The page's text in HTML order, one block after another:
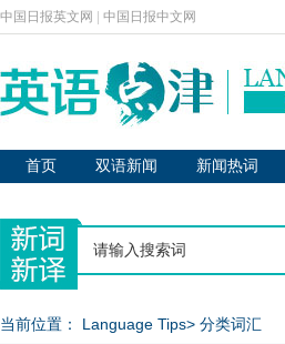
中国日报英文网 中国日报中文网
首页 双语新闻 新闻热词
当前位置： Language Tips> 分类词汇